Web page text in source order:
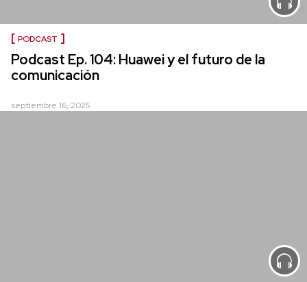
PODCAST
Podcast Ep. 104: Huawei y el futuro de la
comunicación
septiembre 16, 2025